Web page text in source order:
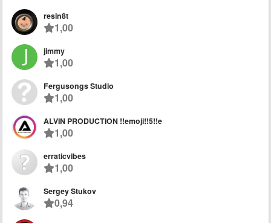
resin8t
1,00
jimmy
1,00
Fergusongs Studio
1,00
ALVIN PRODUCTION !!emoji!!5!!e
1,00
erraticvibes
1,00
Sergey Stukov
0,94